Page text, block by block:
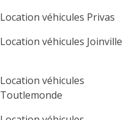
Location véhicules Privas
Location véhicules Joinville
Location véhicules
Toutlemonde